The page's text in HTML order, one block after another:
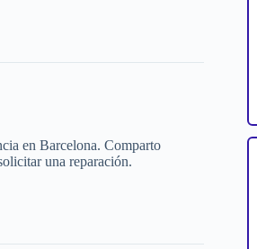
en Barcelona. Comparto
una reparación.